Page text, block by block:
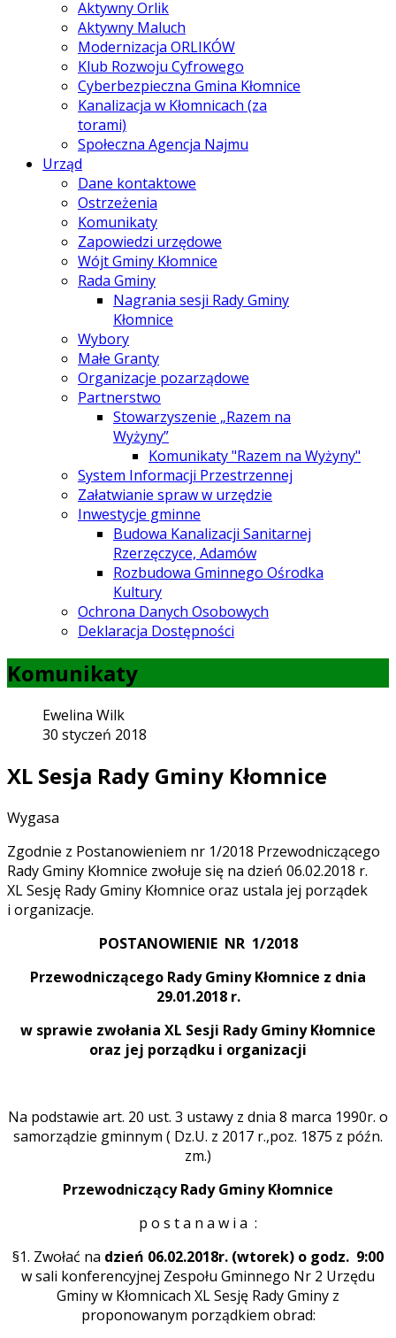
Aktywny Orlik
Aktywny Maluch
Modernizacja ORLIKÓW
Klub Rozwoju Cyfrowego
Cyberbezpieczna Gmina Kłomnice
Kanalizacja w Kłomnicach (za
torami)
Społeczna Agencja Najmu
Urząd
Dane kontaktowe
Ostrzeżenia
Komunikaty
Zapowiedzi urzędowe
Wójt Gminy Kłomnice
Rada Gminy
Nagrania sesji Rady Gminy
Kłomnice
Wybory
Małe Granty
Organizacje pozarządowe
Partnerstwo
Stowarzyszenie „Razem na
Wyżyny”
Komunikaty "Razem na Wyżyny"
System Informacji Przestrzennej
Załatwianie spraw w urzędzie
Inwestycje gminne
Budowa Kanalizacji Sanitarnej
Rzerzęczyce, Adamów
Rozbudowa Gminnego Ośrodka
Kultury
Ochrona Danych Osobowych
Deklaracja Dostępności
Komunikaty
Ewelina Wilk
30 styczeń 2018
XL Sesja Rady Gminy Kłomnice
Wygasa
Zgodnie z Postanowieniem nr 1/2018 Przewodniczącego
Rady Gminy Kłomnice zwołuje się na dzień 06.02.2018 r.
XL Sesję Rady Gminy Kłomnice oraz ustala jej porządek
i organizacje.
POSTANOWIENIENR 1/2018
Przewodniczącego Rady Gminy Kłomnice z dnia
29.01.2018 r.
w sprawie zwołania XL Sesji Rady Gminy Kłomnice
oraz jej porządku i organizacji
Na podstawie art. 20 ust. 3 ustawy z dnia 8 marca 1990r. o
samorządzie gminnym ( Dz.U. z 2017 r.,poz. 1875 z późn.
zm.)
Przewodniczący Rady Gminy Kłomnice
p o s t a n a w i a :
§1. Zwołać na dzień 06.02.2018r. (wtorek) o godz. 9:00
w sali konferencyjnej Zespołu Gminnego Nr 2 Urzędu
Gminy w Kłomnicach XL Sesję Rady Gminy z
proponowanym porządkiem obrad: